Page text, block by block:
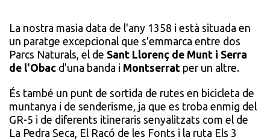
La nostra masia data de l'any 1358 i està situada en
un paratge excepcional que s'emmarca entre dos
Parcs Naturals, el de Sant Llorenç de Munt i Serra
de l'Obac d'una banda i Montserrat per un altre.
És també un punt de sortida de rutes en bicicleta de
muntanya i de senderisme, ja que es troba enmig del
GR-5 i de diferents itineraris senyalitzats com el de
La Pedra Seca, El Racó de les Fonts i la ruta Els 3